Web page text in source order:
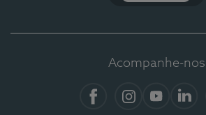
Acompanhe-nos